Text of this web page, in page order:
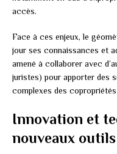
accès.
Face à ces enjeux, le
jour ses connaissances et
amené à collaborer avec
juristes) pour apporter des
complexes des copropriétés
Innovation et
nouveaux